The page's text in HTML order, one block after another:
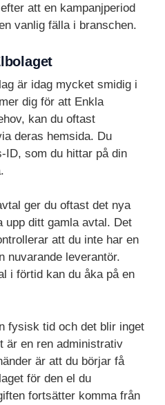
att en kampanjperiod
vanlig fälla i branschen.
är idag mycket smidig i
dig för att Enkla
kan du oftast
deras hemsida. Du
ID, som du hittar på din
ger du oftast det nya
upp ditt gamla avtal. Det
att du inte har en
nuvarande leverantör.
i förtid kan du åka på en
fysisk tid och det blir inget
är en ren administrativ
är att du börjar få
för den el du
fortsätter komma från